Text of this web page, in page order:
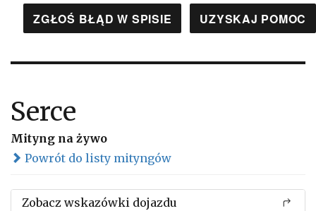
ZGŁOŚ BŁĄD W SPISIE UZYSKAJ POMOC
Serce
Mityng na żywo
Powrót do listy mityngów
Zobacz wskazówki dojazdu